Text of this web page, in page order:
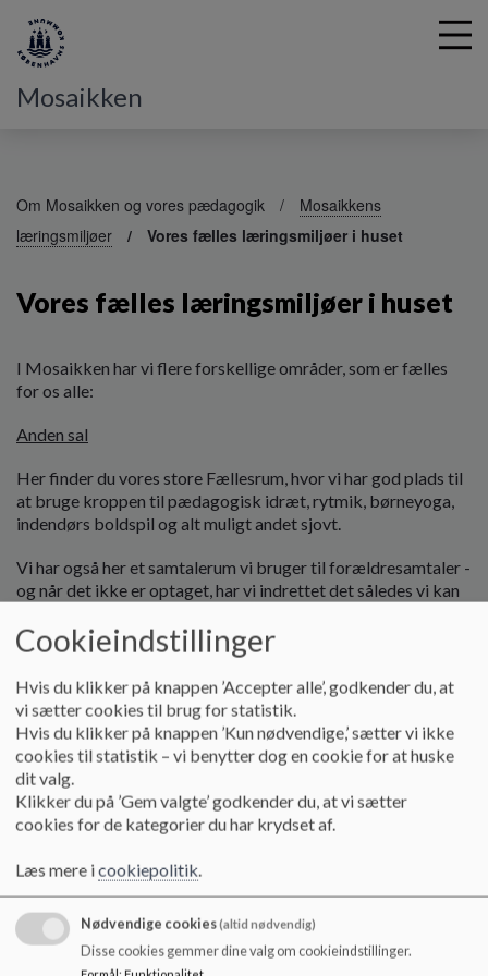
Mosaikken
Om Mosaikken og vores pædagogik
Mosaikkens
læringsmiljøer
Vores fælles læringsmiljøer i huset
Vores fælles læringsmiljøer i huset
I Mosaikken har vi flere forskellige områder, som er fælles
for os alle:
Anden sal
Her finder du vores store Fællesrum, hvor vi har god plads til
at bruge kroppen til pædagogisk idræt, rytmik, børneyoga,
indendørs boldspil og alt muligt andet sjovt.
Vi har også her et samtalerum vi bruger til forældresamtaler -
og når det ikke er optaget, har vi indrettet det således vi kan
kræver lidt ro og fordybelse.
I forbindelse med den lange gang har vi nogle nicher, som vi
løbende indretter og justerer og hvor vi leger på kryds og
tværs af stuerne i vuggestuen.
Vi har indkøbt små motorcykler, som børnene må bruge på
den meget lange gang, som appellerer til fysisk udfoldelse.
Tredje sal
På denne etage har vi et hvile-/afslapningsrum, som er
indrettet til at børnene kan trække sig tilbage fra stuerne og
slappe af. Her kan de læse i bøger og de mindste børn i
børnehaven bruger rummet til at få en middagslur fra kl.
13:00 og til de vågner. Rummet kan også bruges til
Cookieindstillinger
Hvis du klikker på knappen ’Accepter alle’, godkender du, at
vi sætter cookies til brug for statistik.
Hvis du klikker på knappen ’Kun nødvendige,’ sætter vi ikke
cookies til statistik – vi benytter dog en cookie for at huske
dit valg.
Klikker du på ’Gem valgte’ godkender du, at vi sætter
cookies for de kategorier du har krydset af.
Læs mere icookiepolitik.
Nødvendige cookies(altid nødvendig)
Disse cookies gemmer dine valg om cookieindstillinger.